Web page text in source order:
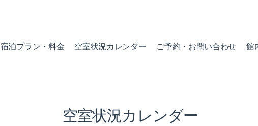
宿泊プラン・料金 空室状況カレンダー ご予約・お問い合わせ 館
空室状況カレンダー